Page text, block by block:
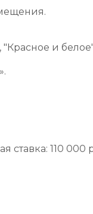
"Красное и
110 000